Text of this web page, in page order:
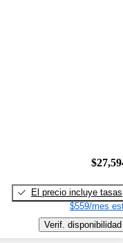
El precio incluye tasas
$559/mes
Verif. disponibilidad